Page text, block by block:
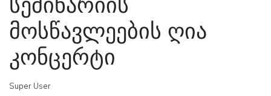
მოსწავლეების ღია
კონცერტი
Super User